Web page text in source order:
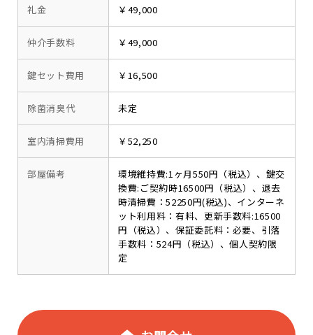
礼金 ￥49,000
仲介手数料 ￥49,000
鍵セット費用 ￥16,500
除菌消臭代 未定
室内清掃費用 ￥52,250
部屋備考
環境維持費:1ヶ月550円（税込）、鍵交
換費:ご契約時16500円（税込）、退去
時清掃費：52250円(税込)、インターネ
ット利用料：有料、更新手数料:16500
円（税込）、保証委託料：必要、引落
手数料：524円（税込）、個人契約限
定